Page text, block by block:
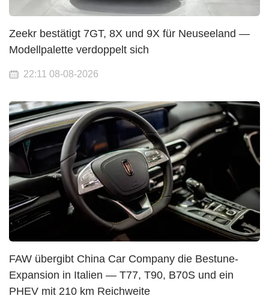
Zeekr bestätigt 7GT, 8X und 9X für Neuseeland —
Modellpalette verdoppelt sich
22:11 08-08-2026
FAW übergibt China Car Company die Bestune-
Expansion in Italien — T77, T90, B70S und ein
PHEV mit 210 km Reichweite